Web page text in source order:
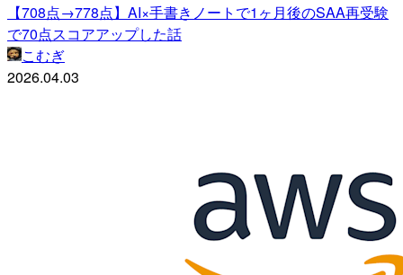
【708点→778点】AI×手書きノートで1ヶ月後のSAA再受験
で70点スコアアップした話
こむぎ
2026.04.03